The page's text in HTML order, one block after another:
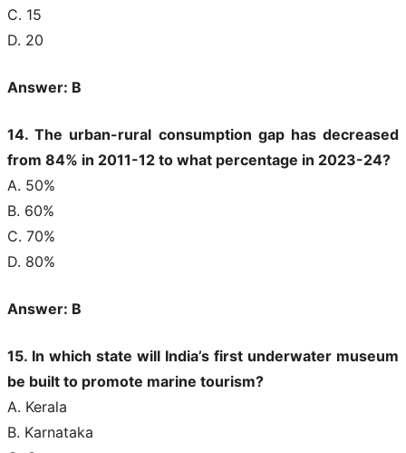
C. 15
D. 20
Answer: B
14. The urban-rural consumption gap has decreased
from 84% in 2011-12 to what percentage in 2023-24?
A. 50%
B. 60%
C. 70%
D. 80%
Answer: B
15. In which state will India’s first underwater museum
be built to promote marine tourism?
A. Kerala
B. Karnataka